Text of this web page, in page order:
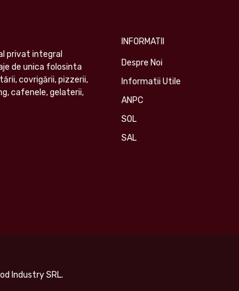
privat integral
de unica folosinta
covrigării, pizzerii,
cafenele, gelaterii,
INFORMATII
Despre Noi
Informatii Utile
ANPC
SOL
SAL
Industry SRL.